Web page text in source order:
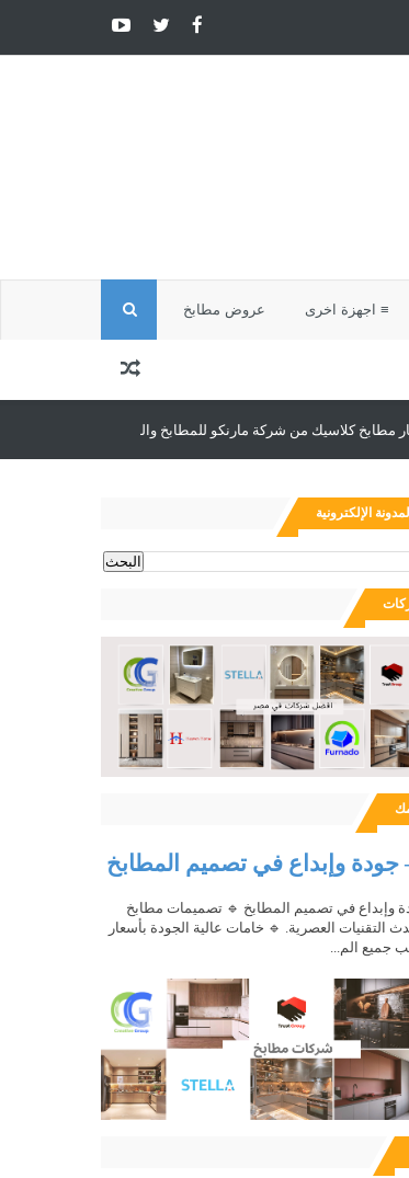
≡ اجهزة اخرى عروض مطابخ ا
ل
ث
شركة مارنكو للمطابخ والدريسنج روم مطابخ كلاسيك
الإلكترونية
– جودة وإبداع في تصميم المطابخ
وإبداع في تصميم المطابخ 🔹 تصميمات مطابخ
التقنيات العصرية. 🔹 خامات عالية الجودة بأسعار
جميع الم...